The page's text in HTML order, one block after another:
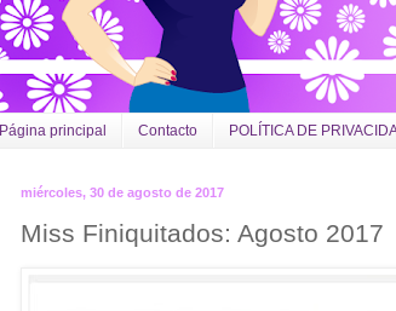
Página principal Contacto POLÍTICA DE
miércoles, 30 de agosto de 2017
Miss Finiquitados: Agosto 2017